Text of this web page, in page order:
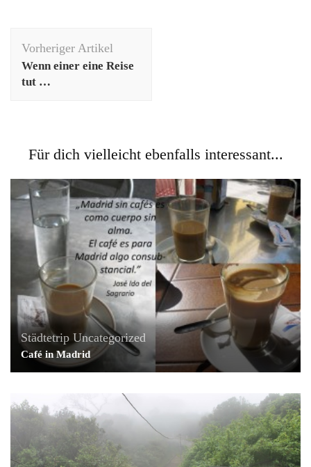
Vorheriger Artikel
Wenn einer eine Reise
tut …
Für dich vielleicht ebenfalls interessant...
Städtetrip Uncategorized
Café in Madrid